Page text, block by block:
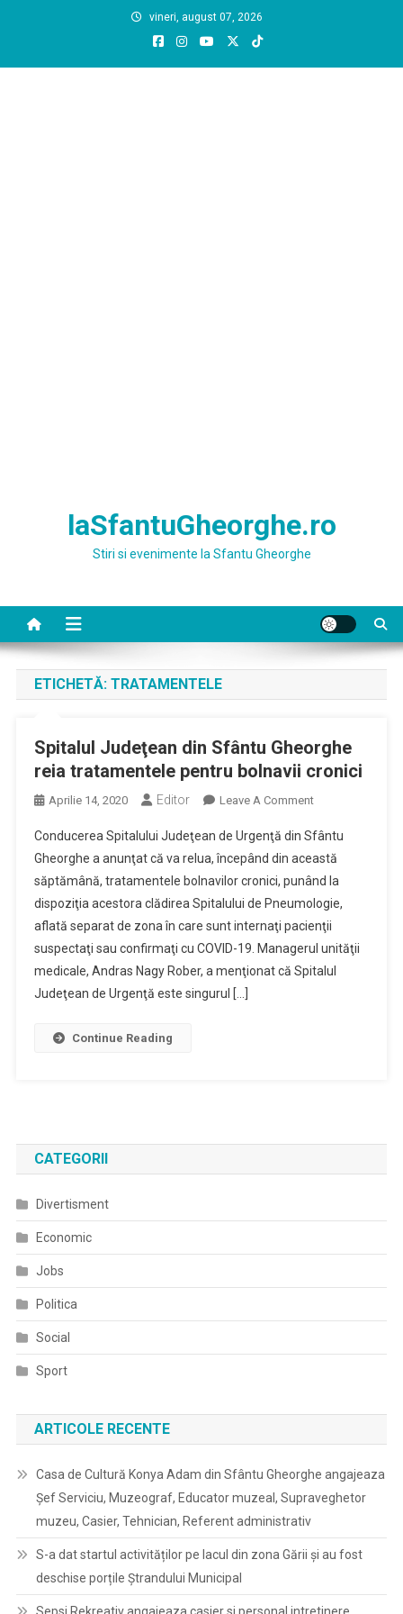
vineri, august 07, 2026
laSfantuGheorghe.ro
Stiri si evenimente la Sfantu Gheorghe
ETICHETĂ: TRATAMENTELE
Spitalul Judeţean din Sfântu Gheorghe
reia tratamentele pentru bolnavii cronici
Aprilie 14, 2020 Editor Leave A CommentOn
Judeţean
Din
Sfântu
Gheorghe
Reia
Tratamentele
Pentru
Conducerea Spitalului Judeţean de Urgenţă din Sfântu
Gheorghe a anunţat că va relua, începând din această
săptămână, tratamentele bolnavilor cronici, punând la
dispoziţia acestora clădirea Spitalului de Pneumologie,
aflată separat de zona în care sunt internaţi pacienţii
suspectaţi sau confirmaţi cu COVID-19. Managerul unităţii
medicale, Andras Nagy Rober, a menţionat că Spitalul
Judeţean de Urgenţă este singurul […]
Continue Reading
CATEGORII
Divertisment
Economic
Jobs
Politica
Social
Sport
ARTICOLE RECENTE
Casa de Cultură Konya Adam din Sfântu Gheorghe angajeaza
Șef Serviciu, Muzeograf, Educator muzeal, Supraveghetor
muzeu, Casier, Tehnician, Referent administrativ
S-a dat startul activităților pe lacul din zona Gării și au fost
deschise porțile Ștrandului Municipal